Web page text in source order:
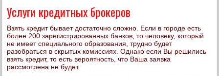
Услуги кредитных брокеров
Взять кредит бывает достаточно сложно. Если в городе есть
более 200 зарегистрированных банков, то человеку, который
не имеет специального образования, трудно будет
разобраться в скрытых комиссиях. Однако если Вы решились
взять кредит, то есть вероятность, что Ваша заявка
рассмотрена не будет.